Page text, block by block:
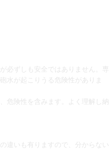
ずしも安全ではありません。専
水が起こりうる危険性がありま
危険性を含みます。よく理解し納
いも有りますので、分からない